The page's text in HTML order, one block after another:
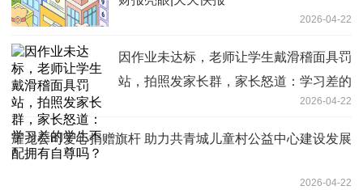
2026-04-22
因作业未达标，老师让学生戴滑稽面具罚
站，拍照发家长群，家长怒道：学习差的
2026-04-22
耀龙公司爱心捐赠旗杆 助力共青城儿童村公益中心建设发展
2026-04-22